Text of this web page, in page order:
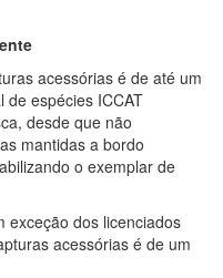
acessórias é de até um
de espécies ICCAT
desde que não
mantidas a bordo
o exemplar de
exceção dos licenciados
acessórias é de um